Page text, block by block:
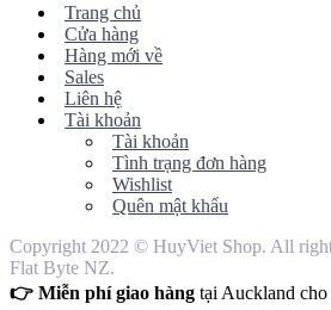
Trang chủ
Cửa hàng
Hàng mới về
Sales
Liên hệ
Tài khoản
Tài khoản
Tình trạng đơn hàng
Wishlist
Quên mật khẩu
Copyright 2022 © HuyViet Shop. All
Flat Byte NZ.
👉 Miễn phí giao hàng tại Auckland